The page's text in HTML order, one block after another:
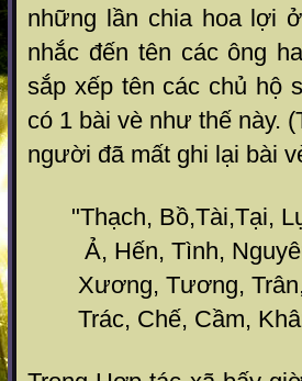
những lần chia hoa lợi
nhắc đến tên các ông
sắp xếp tên các chủ hộ
có 1 bài vè như thế này.
người đã mất ghi lại bài
"Thạch, Bồ,Tài,Tại,
Ả, Hến, Tình,
Xương, Tương,
Trác, Chế, Cầm,